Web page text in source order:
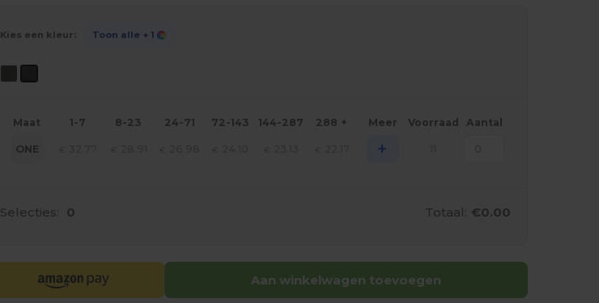
Kies een kleur: Toon alle + 1
Maat 1-7 8-23 24-71 72-143 144-287 288 + Meer Voorraad Aantal
ONE +
Selecties: 0 Totaal: €0.00
Aan winkelwagen toevoegen